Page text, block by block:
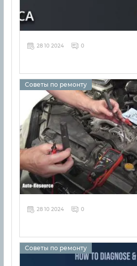
28 10 2024 0
Советы по ремонту
28 10 2024 0
Советы по ремонту